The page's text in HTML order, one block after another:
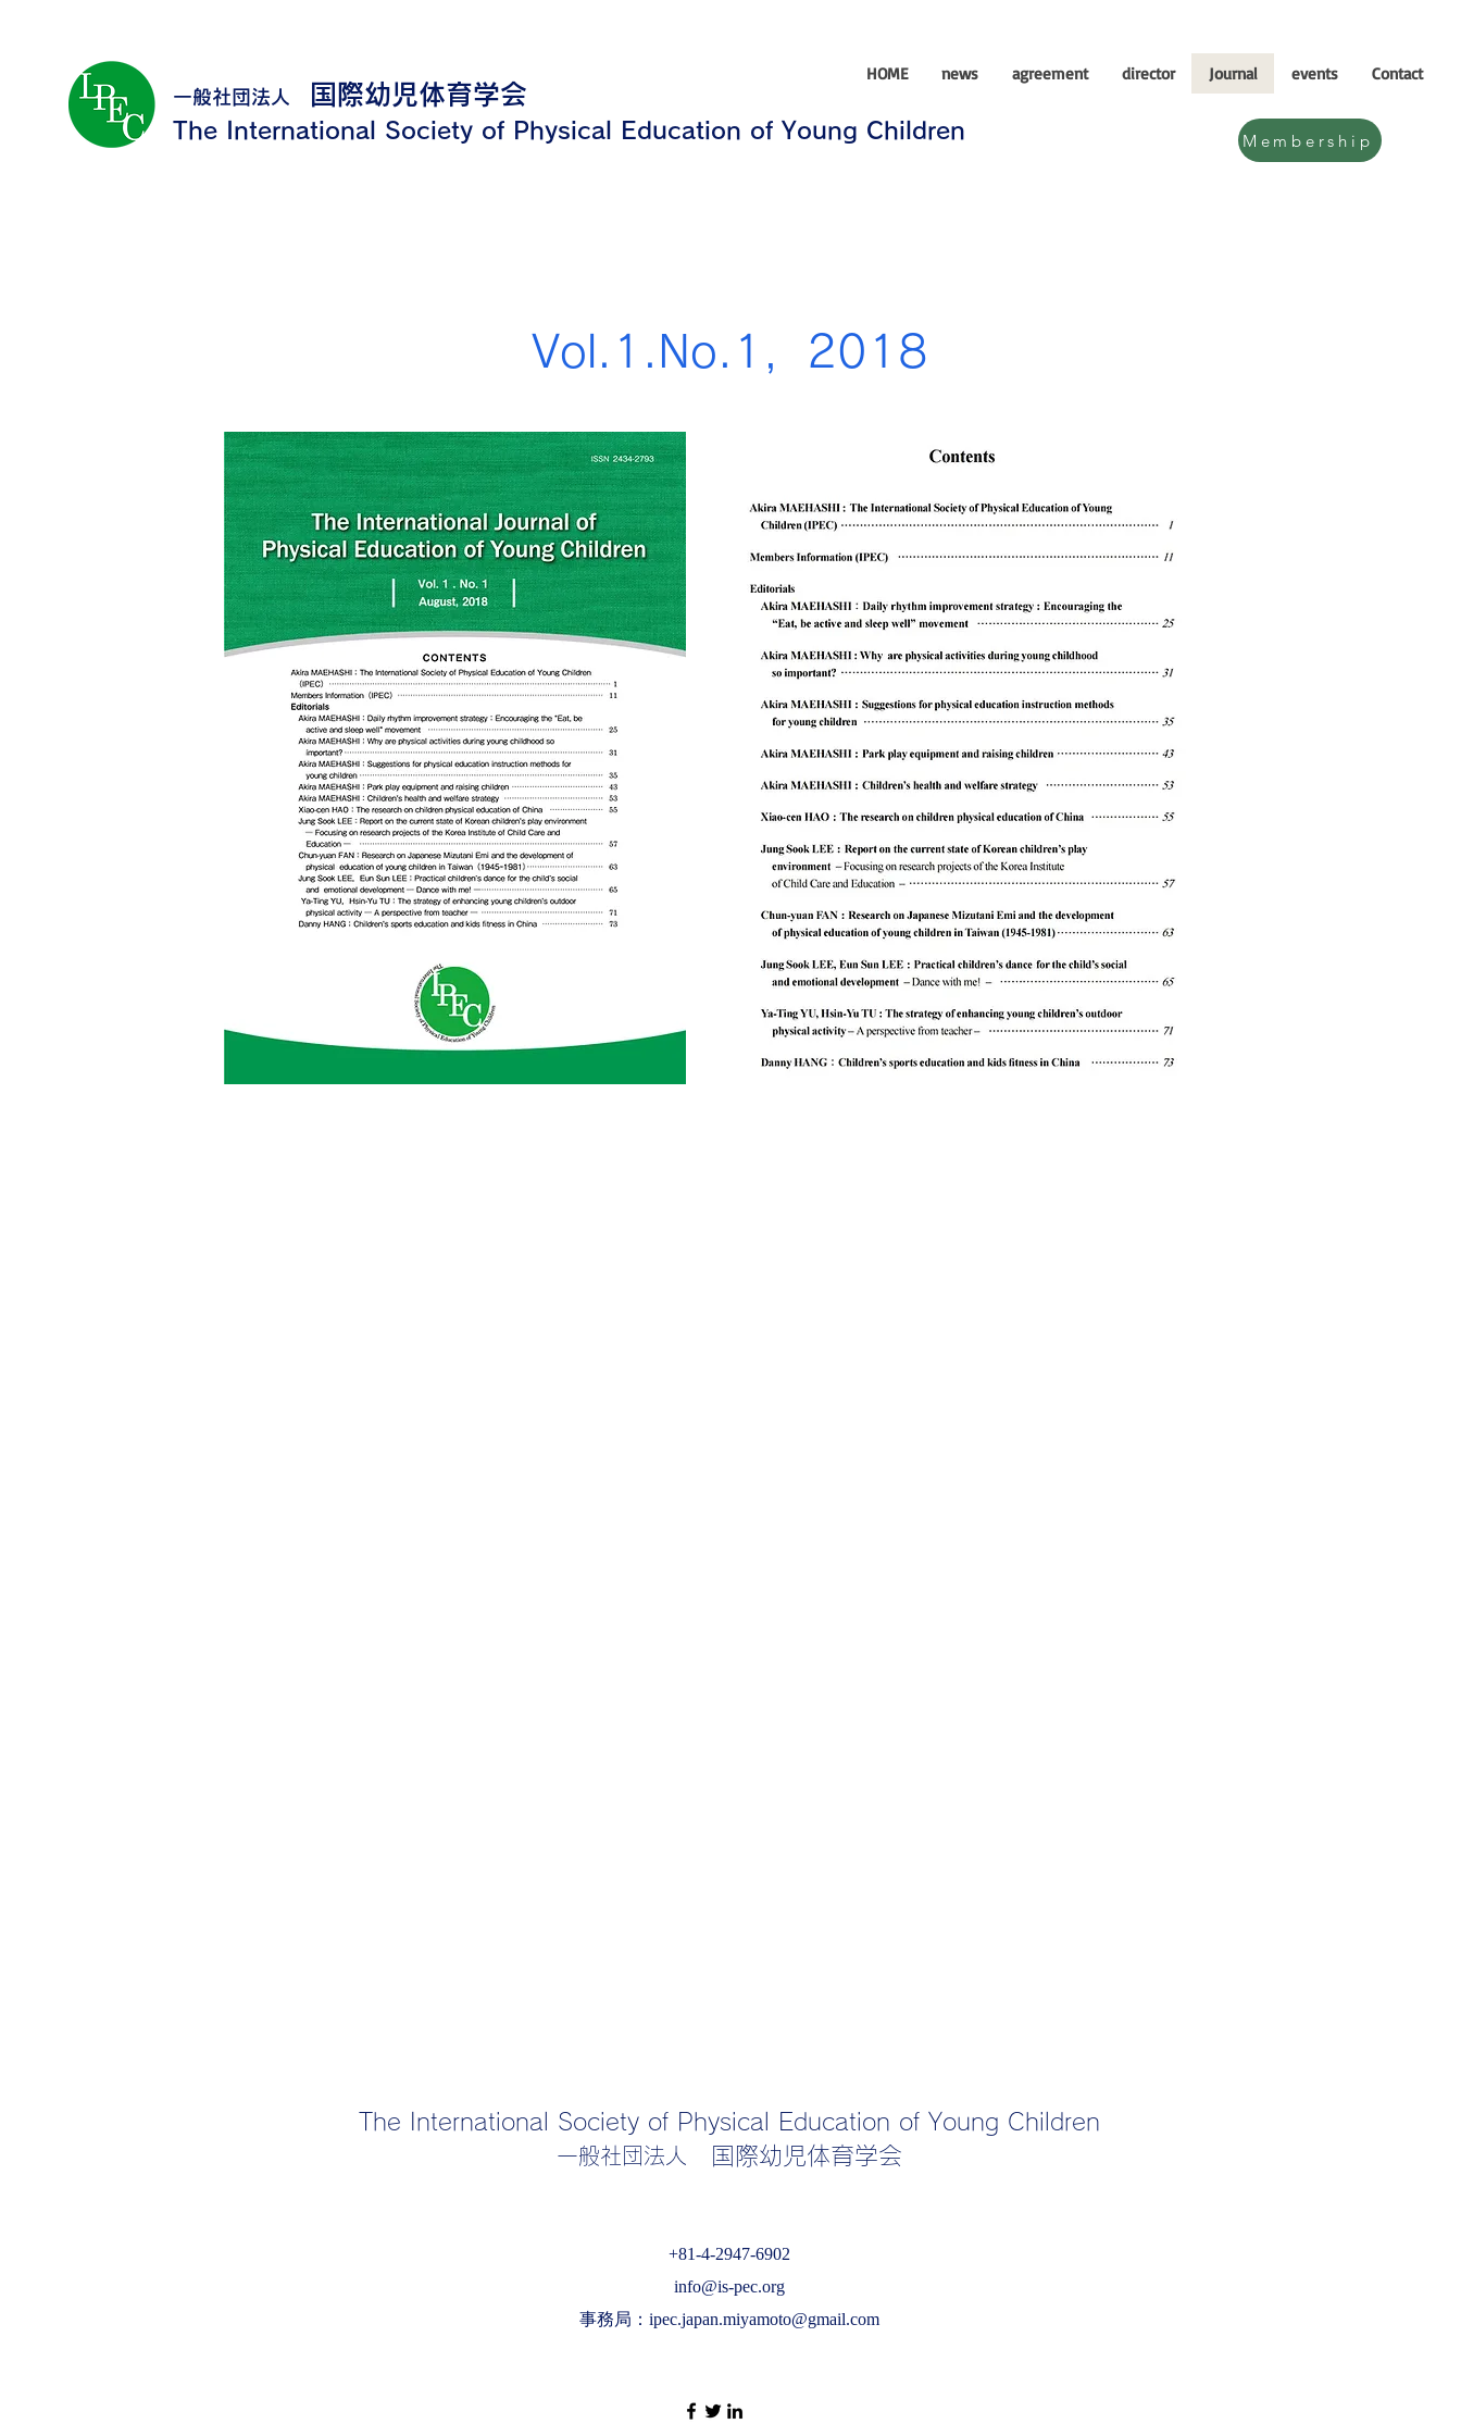
一般社団法人 国際幼児体育学会
The International Society of Physical Education of Young Children
HOME news agreement director Journal events Contact
Membership
Vol.1.No.1，2018
The International Society of Physical Education of Young Children
一般社団法人 ​国際幼児体育学会
+81-4-2947-6902
info@is-pec.org
事務局： ipec.japan.miyamoto@gmail.com